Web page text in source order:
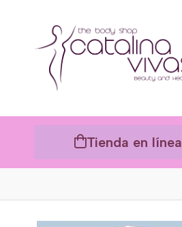
Tienda en línea